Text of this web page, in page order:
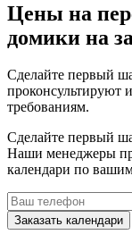
Цены на
домики на
Сделайте первый
проконсультируют
требованиям.
Сделайте первый
Наши менеджеры
календари по
Заказать календари